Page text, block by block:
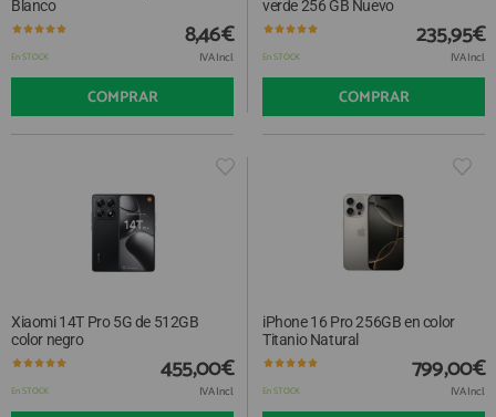
Blanco
En STOCK
8,46€
IVA Incl.
COMPRAR
verde 256 GB Nuevo
En STOCK
235,95€
IVA Incl.
COMPRAR
Xiaomi 14T Pro 5G de 512GB
color negro
En STOCK
455,00€
IVA Incl.
iPhone 16 Pro 256GB en color
Titanio Natural
En STOCK
799,00€
IVA Incl.